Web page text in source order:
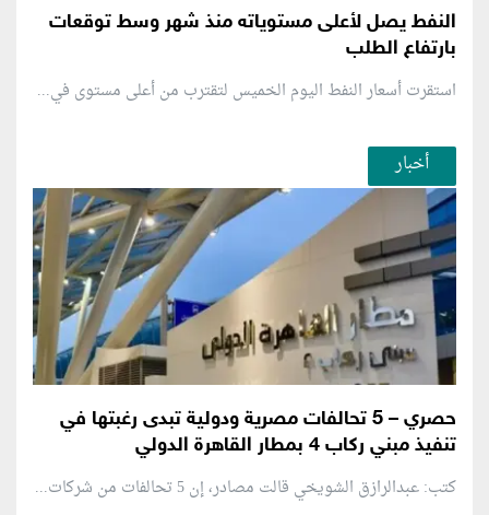
النفط يصل لأعلى مستوياته منذ شهر وسط توقعات
بارتفاع الطلب
استقرت أسعار النفط اليوم الخميس لتقترب من أعلى مستوى في...
أخبار
حصري – 5 تحالفات مصرية ودولية تبدى رغبتها في
تنفيذ مبني ركاب 4 بمطار القاهرة الدولي
كتب: عبدالرازق الشويخي قالت مصادر، إن 5 تحالفات من شركات...